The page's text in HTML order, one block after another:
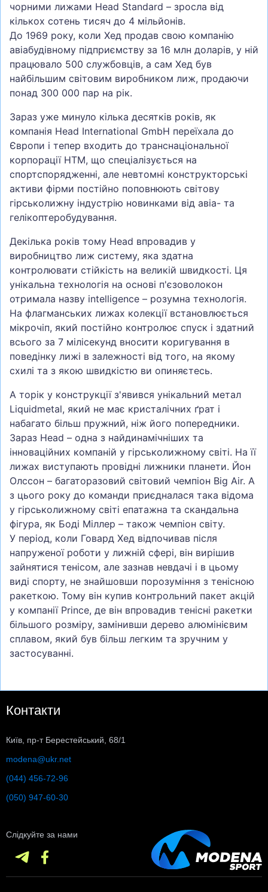
чорними лижами Head Standard – зросла від
кількох сотень тисяч до 4 мільйонів.
До 1969 року, коли Хед продав свою компанію
авіабудівному підприємству за 16 млн доларів, у ній
працювало 500 службовців, а сам Хед був
найбільшим світовим виробником лиж, продаючи
понад 300 000 пар на рік.
Зараз уже минуло кілька десятків років, як
компанія Head International GmbH переїхала до
Європи і тепер входить до транснаціональної
корпорації HTM, що спеціалізується на
спортспорядженні, але невтомні конструкторські
активи фірми постійно поповнюють світову
гірськолижну індустрію новинками від авіа- та
гелікоптеробудування.
Декілька років тому Head впровадив у
виробництво лиж систему, яка здатна
контролювати стійкість на великій швидкості. Ця
унікальна технологія на основі п'єзоволокон
отримала назву intelligence – розумна технологія.
На флагманських лижах колекції встановлюється
мікрочіп, який постійно контролює спуск і здатний
всього за 7 мілісекунд вносити коригування в
поведінку лижі в залежності від того, на якому
схилі та з якою швидкістю ви опиняєтесь.
А торік у конструкції з'явився унікальний метал
Liquidmetal, який не має кристалічних ґрат і
набагато більш пружний, ніж його попередники.
Зараз Head – одна з найдинамічніших та
інноваційних компаній у гірськолижному світі. На її
лижах виступають провідні лижники планети. Йон
Олссон – багаторазовий світовий чемпіон Big Air. А
з цього року до команди приєдналася така відома
у гірськолижному світі епатажна та скандальна
фігура, як Боді Міллер – також чемпіон світу.
У період, коли Говард Хед відпочивав після
напруженої роботи у лижній сфері, він вирішив
зайнятися тенісом, але зазнав невдачі і в цьому
виді спорту, не знайшовши порозуміння з тенісною
ракеткою. Тому він купив контрольний пакет акцій
у компанії Prince, де він впровадив тенісні ракетки
більшого розміру, замінивши дерево алюмінієвим
сплавом, який був більш легким та зручним у
застосуванні.
Контакти
Київ, пр-т Берестейський, 68/1
modena@ukr.net
(044) 456-72-96
(050) 947-60-30
Слідкуйте за нами